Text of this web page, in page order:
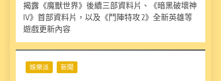
揭露《魔獸世界》後續三部資料片、《暗黑破壞神
IV》首部資料片，以及《鬥陣特攻 2》全新英雄等
遊戲更新內容
娛樂派 新聞